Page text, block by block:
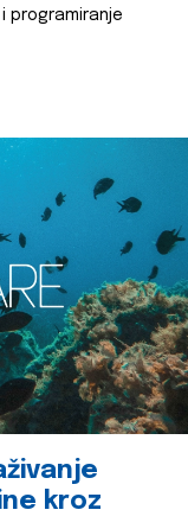
programiranje
kroz